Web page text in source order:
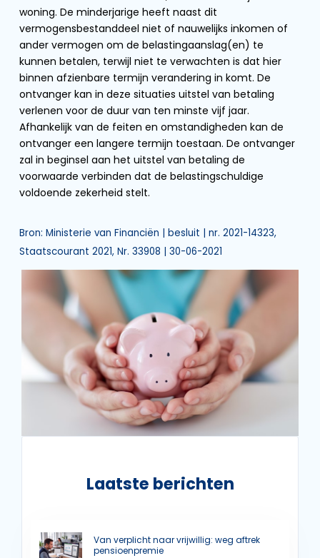
woning. De minderjarige heeft naast dit
vermogensbestanddeel niet of nauwelijks inkomen of
ander vermogen om de belastingaanslag(en) te
kunnen betalen, terwijl niet te verwachten is dat hier
binnen afzienbare termijn verandering in komt. De
ontvanger kan in deze situaties uitstel van betaling
verlenen voor de duur van ten minste vijf jaar.
Afhankelijk van de feiten en omstandigheden kan de
ontvanger een langere termijn toestaan. De ontvanger
zal in beginsel aan het uitstel van betaling de
voorwaarde verbinden dat de belastingschuldige
voldoende zekerheid stelt.
Bron: Ministerie van Financiën | besluit | nr. 2021-14323,
Staatscourant 2021, Nr. 33908 | 30-06-2021
Laatste berichten
Van verplicht naar vrijwillig: weg aftrek
pensioenpremie